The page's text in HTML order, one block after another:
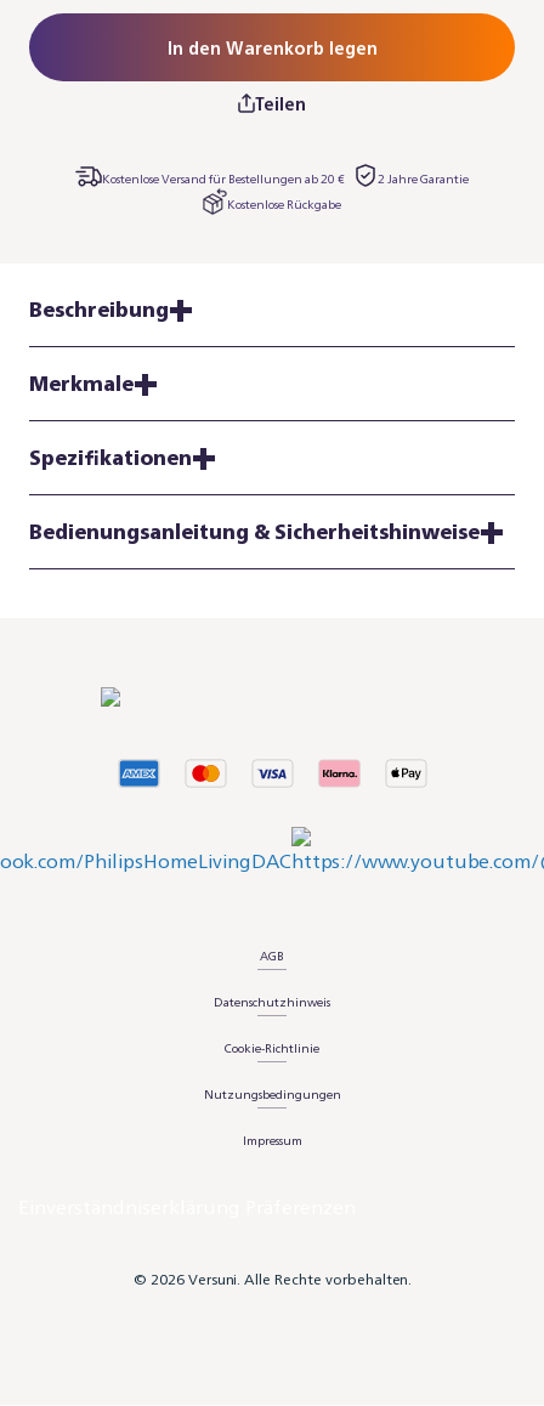
In den Warenkorb legen
Teilen
Kostenlose Versand für Bestellungen ab 20 €
2 Jahre Garantie
Kostenlose Rückgabe
Beschreibung
Merkmale
Spezifikationen
Bedienungsanleitung & Sicherheitshinweise
AGB
Datenschutzhinweis
Cookie-Richtlinie
Nutzungsbedingungen
Impressum
© 2026 Versuni. Alle Rechte vorbehalten.